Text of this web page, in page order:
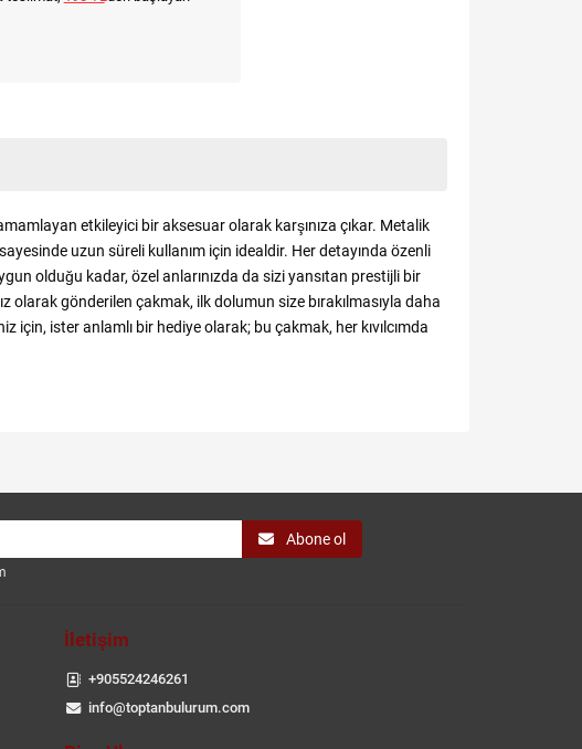
etkileyici bir aksesuar olarak karşınıza çıkar. Metalik
uzun süreli kullanım için idealdir. Her detayında özenli
olduğu kadar, özel anlarınızda da sizi yansıtan prestijli bir
gönderilen çakmak, ilk dolumun size bırakılmasıyla daha
için, ister anlamlı bir hediye olarak; bu çakmak, her kıvılcımda
Abone ol
İletişim
+905524246261
info@toptanbulurum.com